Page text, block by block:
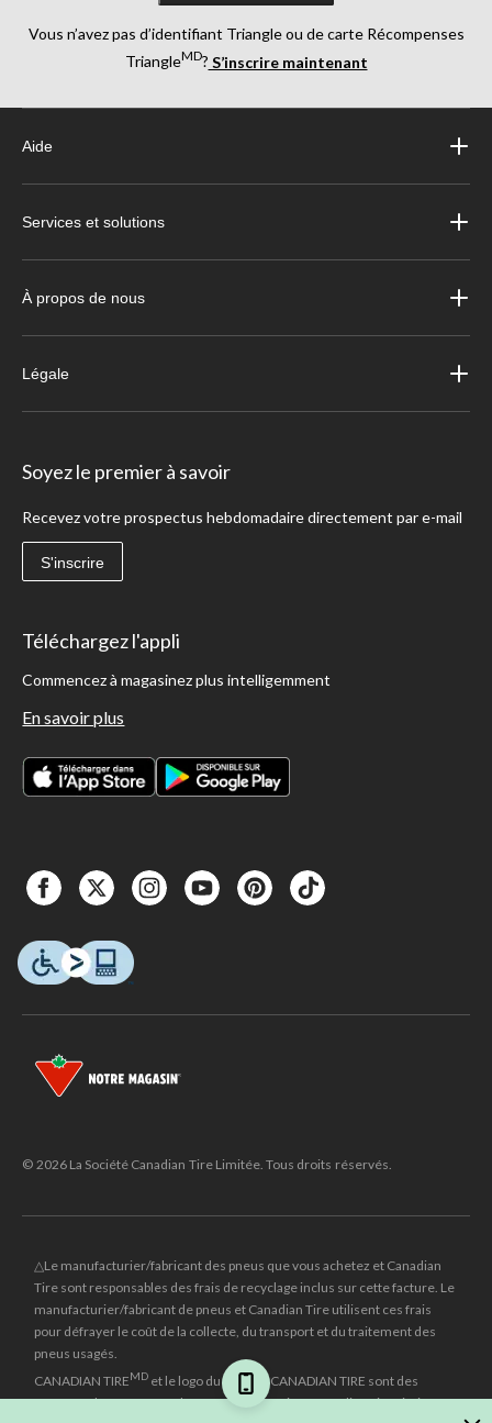
Vous n’avez pas d’identifiant Triangle ou de carte Récompenses
TriangleMD? S’inscrire maintenant
Aide
Services et solutions
À propos de nous
Légale
Soyez le premier à savoir
Recevez votre prospectus hebdomadaire directement par e-mail
S'inscrire
Téléchargez l'appli
Commencez à magasinez plus intelligemment
En savoir plus
© 2026 La Société Canadian Tire Limitée. Tous droits réservés.
△Le manufacturier/fabricant des pneus que vous achetez et Canadian
Tire sont responsables des frais de recyclage inclus sur cette facture. Le
manufacturier/fabricant de pneus et Canadian Tire utilisent ces frais
pour défrayer le coût de la collecte, du transport et du traitement des
pneus usagés.
CANADIAN TIREMD et le logo du triangle CANADIAN TIRE sont des
marques de commerce déposées de la Société Canadian Tire Limitée.